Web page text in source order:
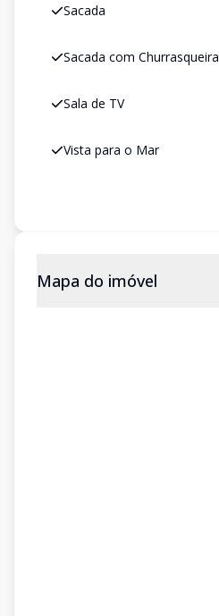
Sacada
Sacada com Churrasqueira
Sala de TV
Vista para o Mar
Mapa do imóvel